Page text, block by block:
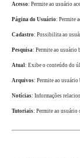
Acesso: Permite ao usuário
Página do Usuário: Permite
Cadastro: Possibilita ao
Pesquisa: Permite ao usuário
Atual: Exibe o conteúdo do
Arquivos: Permite ao usuário
Notícias: Informações
Tutoriais: Permite ao usuário